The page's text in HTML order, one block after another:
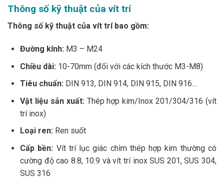
Thông số kỹ thuật của vít trí
Thông số kỹ thuật của vít trí bao gồm:
Đường kính: M3 – M24
Chiều dài: 10-70mm (đối với các kích thước M3-M8)
Tiêu chuẩn: DIN 913, DIN 914, DIN 915, DIN 916…
Vật liệu sản xuất: Thép hợp kim/Inox 201/304/316 (vít
trí inox)
Loại ren: Ren suốt
Cấp bền: Vít trí lục giác chìm thép hợp kim thường có
cường độ cao 8.8, 10.9 và vít trí inox SUS 201, SUS 304,
SUS 316